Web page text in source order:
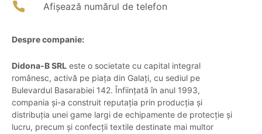
Afișează numărul de telefon
Despre companie:
Didona-B SRL este o societate cu capital integral
românesc, activă pe piața din Galați, cu sediul pe
Bulevardul Basarabiei 142. Înființată în anul 1993,
compania și-a construit reputația prin producția și
distribuția unei game largi de echipamente de protecție și
lucru, precum și confecții textile destinate mai multor